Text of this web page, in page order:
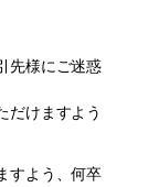
先様にご迷惑
だけますよう
すよう、何卒